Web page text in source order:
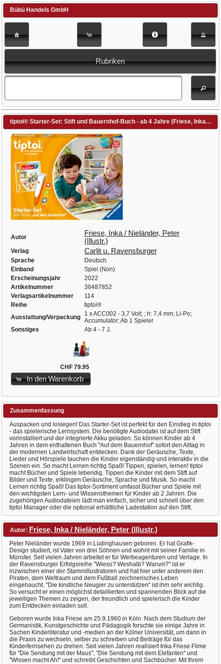
Bübü Handels GmbH
Rubriken
tiptoi® Starter-Set: Stift und Bauernhof-Buch - ab 4 Jahre (Friese, Inka / Nieländer, Peter (Illustr.))
Autor
Friese, Inka / Nieländer, Peter
(Illustr.)
Verlag Carlit u. Ravensburger
Sprache
Deutsch
Einband
Spiel (Non)
Erscheinungsjahr
2022
Artikelnummer
38487852
Verlagsartikelnummer
114
Reihe
tiptoi®
Ausstattung/Verpackung
1 x ACC002 - 3,7 Volt; ; h: 7,4 mm; Li-Po;
Accumulator; Ab 1 Spieler
Sonstiges
Ab 4 - 7 J.
CHF 79.95
In den Warenkorb
Zusammenfassung
Auspacken und loslegen! Das Starter-Set ist perfekt für den Einstieg in tiptoi
- das spielerische Lernsystem. Die benötigte Audiodatei ist auf dem Stift
vorinstalliert und der integrierte Akku geladen. So können Kinder ab 4
Jahren in dem enthaltenen Buch "Auf dem Bauernhof" sofort den Alltag in
der modernen Landwirtschaft entdecken. Dank der Geräusche, Texte,
Lieder und Hörspiele tauchen die Kinder eigenständig und interaktiv in die
Szenen ein. So macht Lernen richtig Spaß! Tippen, spielen, lernen! tiptoi
macht Bücher und Spiele lebendig. Tippen die Kinder mit dem Stift auf
Bilder und Texte, erklingen Geräusche, Sprache und Musik. So macht
Lernen richtig Spaß! Das tiptoi-Sortiment umfasst Bücher und Spiele mit
den wichtigsten Lern- und Wissensthemen für Kinder ab 2 Jahren. Die
zugehörigen Audiodateien lädt man einfach, sicher und schnell über den
tiptoi Manager oder die optional erhältliche Ladestation auf den Stift.
Autor: Friese, Inka / Nieländer, Peter (Illustr.)
Peter Nieländer wurde 1969 in Lüdinghausen geboren. Er hat Grafik-
Design studiert, ist Vater von drei Söhnen und wohnt mit seiner Familie in
Münster. Seit vielen Jahren arbeitet er für Werbeagenturen und Verlage. In
der Ravensburger Erfolgsreihe "Wieso? Weshalb? Warum?" ist er
inzwischen einer der Stammillustratoren und hat hier unter anderem den
Piraten, dem Weltraum und dem Fußball zeichnerisches Leben
eingehaucht. "Die kindliche Neugier zu unterstützen" ist ihm sehr wichtig.
So versucht er einen möglichst detaillierten und spannenden Blick auf die
jeweiligen Themen zu zeigen, der freundlich und spielerisch die Kinder
zum Entdecken einladen soll.
Geboren wurde Inka Friese am 25.9.1960 in Köln. Nach dem Studium der
Germanistik, Kunstgeschichte und Pädagogik forschte sie einige Jahre in
Sachen Kinderliteratur und -medien an der Kölner Universität, um dann in
die Praxis zu wechseln, selber zu schreiben und Beiträge für das
Kinderfernsehen zu drehen. Seit vielen Jahren realisiert Inka Friese Filme
für "Die Sendung mit der Maus", "Die Sendung mit dem Elefanten" und
"Wissen macht Ah!" und schreibt Geschichten und Sachbücher. Mit Ihrem